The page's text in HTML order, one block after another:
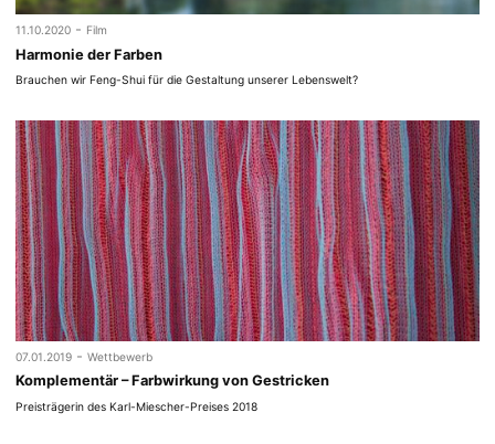
11.10.2020 - Film
Harmonie der Farben
Brauchen wir Feng-Shui für die Gestaltung unserer Lebenswelt?
07.01.2019 - Wettbewerb
Komplementär – Farbwirkung von Gestricken
Preisträgerin des Karl-Miescher-Preises 2018